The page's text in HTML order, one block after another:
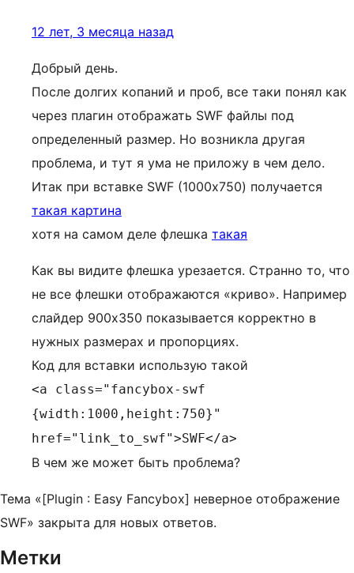
12 лет, 3 месяца назад
Добрый день.
После долгих копаний и проб, все таки понял как
через плагин отображать SWF файлы под
определенный размер. Но возникла другая
проблема, и тут я ума не приложу в чем дело.
Итак при вставке SWF (1000х750) получается
такая картина
хотя на самом деле флешка такая
Как вы видите флешка урезается. Странно то, что
не все флешки отображаются «криво». Например
слайдер 900х350 показывается корректно в
нужных размерах и пропорциях.
Код для вставки использую такой
<a class="fancybox-swf
{width:1000,height:750}"
href="link_to_swf">SWF</a>
В чем же может быть проблема?
Тема «[Plugin : Easy Fancybox] неверное отображение
SWF» закрыта для новых ответов.
Метки